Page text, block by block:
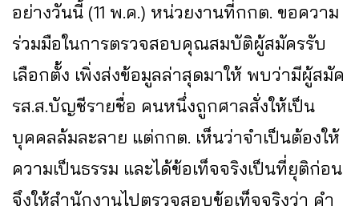
อย่างวันนี้ (11 พ.ค.) หน่วยงานที่กกต. ขอความ
ร่วมมือในการตรวจสอบคุณสมบัติผู้สมัครรับ
เลือกตั้ง เพิ่งส่งข้อมูลล่าสุดมาให้ พบว่ามีผู้สมัค
รส.ส.บัญชีรายชื่อ คนหนึ่งถูกศาลสั่งให้เป็น
บุคคลล้มละลาย แต่กกต. เห็นว่าจำเป็นต้องให้
ความเป็นธรรม และได้ข้อเท็จจริงเป็นที่ยุติก่อน
จึงให้สำนักงานไปตรวจสอบข้อเท็จจริงว่า คำ